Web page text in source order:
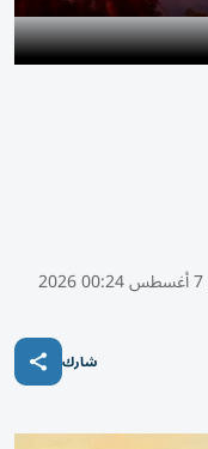
7 أغسطس 00:24 2026
شارك